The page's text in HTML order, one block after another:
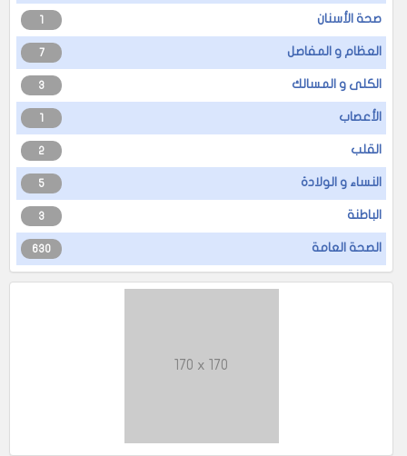
صحة الأسنان 1
العظام و المفاصل 7
الكلى و المسالك 3
الأعصاب 1
القلب 2
النساء و الولادة 5
الباطنة 3
الصحة العامة 630
170 x 170